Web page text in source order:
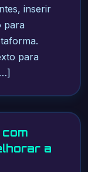
inserir
para
para
a